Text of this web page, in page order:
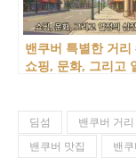
밴쿠버 특별한 거리
쇼핑, 문화, 그리고
딤섬 밴쿠버 거리
밴쿠버 맛집
밴